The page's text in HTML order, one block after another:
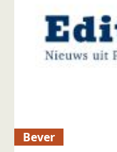
Bever